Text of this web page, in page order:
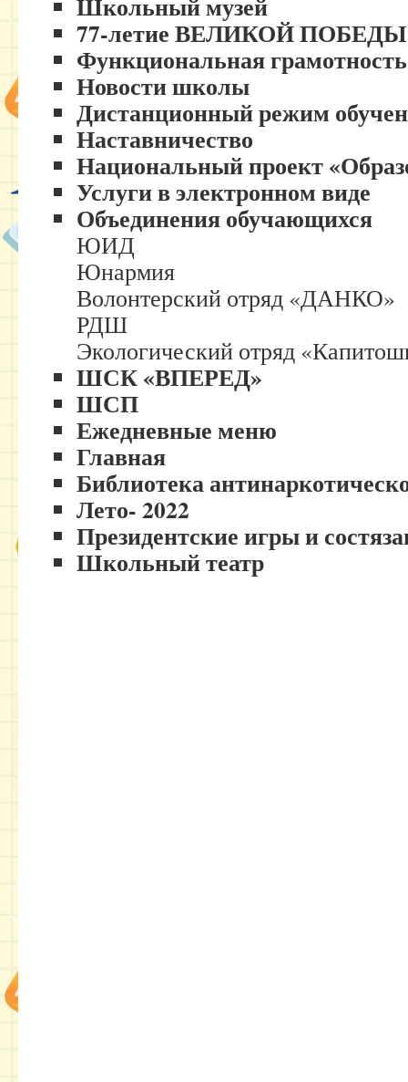
77-летие ВЕЛИКОЙ ПОБЕДЫ
Функциональная грамотность
Новости школы
Дистанционный режим
Наставничество
Национальный проект
Услуги в электронном виде
Объединения обучающихся
ЮИД
Юнармия
Волонтерский отряд «ДАНКО»
РДШ
Экологический отряд
ШСК «ВПЕРЕД»
ШСП
Ежедневные меню
Главная
Библиотека
Лето- 2022
Президентские игры и
Школьный театр